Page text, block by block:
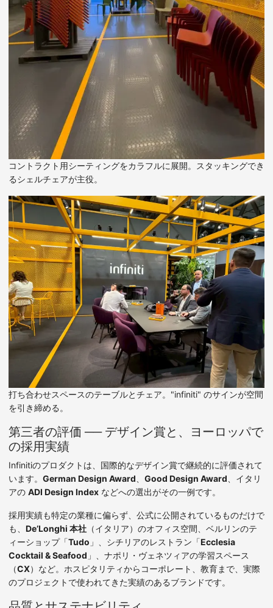
コントラクト用シーティングをカラフルに展開。スタッキングでき
るシェルチェアが主役。
打ち合わせスペースのテーブルとチェア。"infiniti" のサインが空間
を引き締める。
第三者の評価 ── デザイン賞と、ヨーロッパで
の採用実績
Infinitiのプロダクトは、国際的なデザイン賞で継続的に評価されて
います。 German Design Award Good Design Award 、イタリ
アの ADI Design Index などへの選出がその一例です。
採用実績も特定の業種に偏らず、公式に公開されているものだけで
も、 De’Longhi 本社 （イタリア）のオフィス空間、ベルリンのテ
ィーショップ「Tudo 」、シチリアのレストラン「Ecclesia
Cocktail & Seafood 」、ナポリ・ヴェネツィアの学習スペース
（CX）など。ホスピタリティからコーポレート、教育まで、実際
のプロジェクトで使われてきた実績のあるブランドです。